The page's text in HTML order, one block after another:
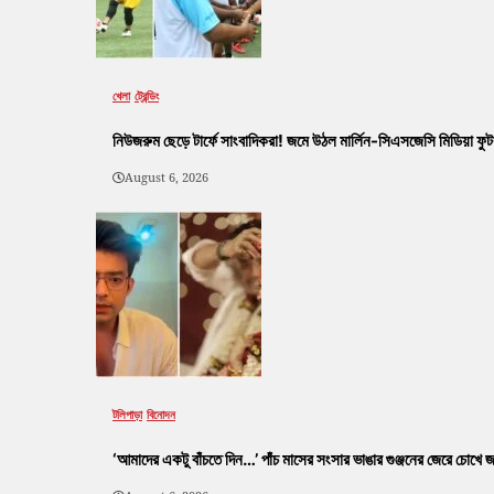
খেলা ট্রেন্ডিং
নিউজরুম ছেড়ে টার্ফে সাংবাদিকরা! জমে উঠল মার্লিন-সিএসজেসি মিডিয়া
August 6, 2026
টলিপাড়া বিনোদন
‘আমাদের একটু বাঁচতে দিন…’ পাঁচ মাসের সংসার ভাঙার গুঞ্জনের জেরে